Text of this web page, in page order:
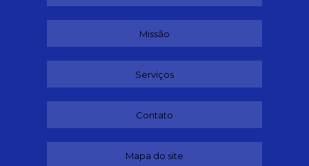
Missão
Serviços
Contato
Mapa do site